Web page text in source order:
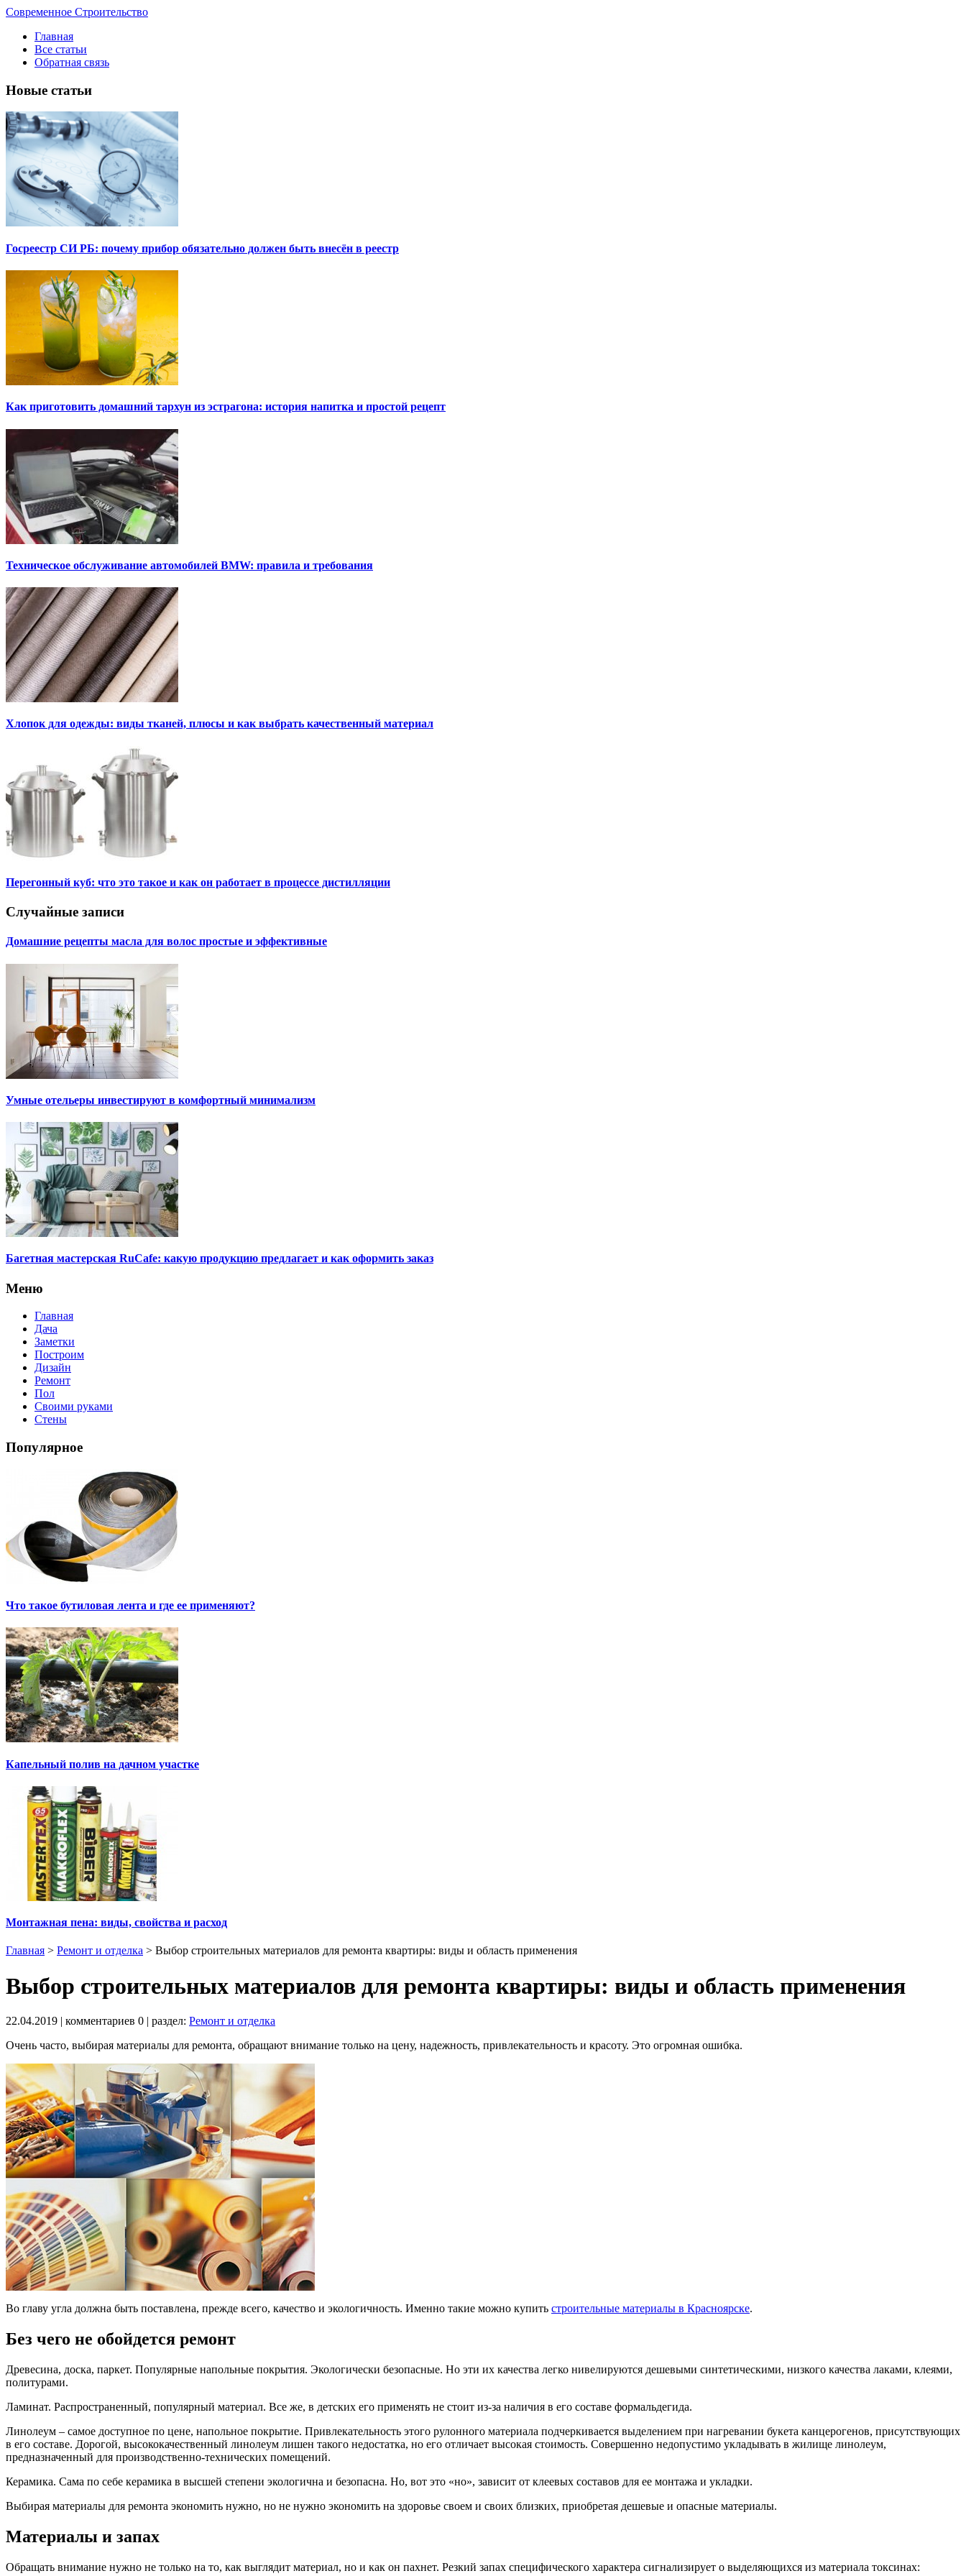
Современное Строительство
Главная
Все статьи
Обратная связь
Новые статьи
Госреестр СИ РБ: почему прибор обязательно должен быть внесён в реестр
Как приготовить домашний тархун из эстрагона: история напитка и простой рецепт
Техническое обслуживание автомобилей BMW: правила и требования
Хлопок для одежды: виды тканей, плюсы и как выбрать качественный материал
Перегонный куб: что это такое и как он работает в процессе дистилляции
Случайные записи
Домашние рецепты масла для волос простые и эффективные
Умные отельеры инвестируют в комфортный минимализм
Багетная мастерская RuCafe: какую продукцию предлагает и как оформить заказ
Меню
Главная
Дача
Заметки
Построим
Дизайн
Ремонт
Пол
Своими руками
Стены
Популярное
Что такое бутиловая лента и где ее применяют?
Капельный полив на дачном участке
Монтажная пена: виды, свойства и расход
Главная > Ремонт и отделка > Выбор строительных материалов для ремонта квартиры: виды и область применения
Выбор строительных материалов для ремонта квартиры: виды и область применения
22.04.2019 | комментариев 0 | раздел: Ремонт и отделка
Очень часто, выбирая материалы для ремонта, обращают внимание только на цену, надежность, привлекательность и красоту. Это огромная ошибка.
Во главу угла должна быть поставлена, прежде всего, качество и экологичность. Именно такие можно купить строительные материалы в Красноярске.
Без чего не обойдется ремонт
Древесина, доска, паркет. Популярные напольные покрытия. Экологически безопасные. Но эти их качества легко нивелируются дешевыми синтетическими, низкого качества лаками, клеями,
политурами.
Ламинат. Распространенный, популярный материал. Все же, в детских его применять не стоит из-за наличия в его составе формальдегида.
Линолеум – самое доступное по цене, напольное покрытие. Привлекательность этого рулонного материала подчеркивается выделением при нагревании букета канцерогенов, присутствующих
в его составе. Дорогой, высококачественный линолеум лишен такого недостатка, но его отличает высокая стоимость. Совершенно недопустимо укладывать в жилище линолеум,
предназначенный для производственно-технических помещений.
Керамика. Сама по себе керамика в высшей степени экологична и безопасна. Но, вот это «но», зависит от клеевых составов для ее монтажа и укладки.
Выбирая материалы для ремонта экономить нужно, но не нужно экономить на здоровье своем и своих близких, приобретая дешевые и опасные материалы.
Материалы и запах
Обращать внимание нужно не только на то, как выглядит материал, но и как он пахнет. Резкий запах специфического характера сигнализирует о выделяющихся из материала токсинах: